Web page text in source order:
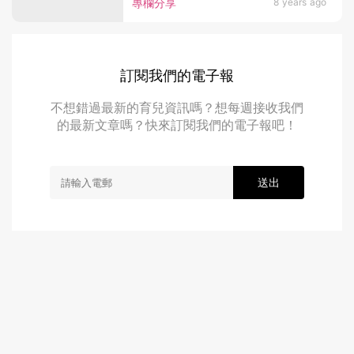
專欄分享
訂閱我們的電子報
不想錯過最新的育兒資訊嗎？想每週接收我們
的最新文章嗎？快來訂閱我們的電子報吧！
送出